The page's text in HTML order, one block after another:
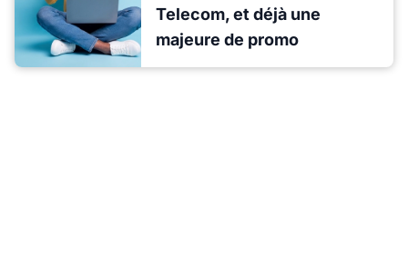
Telecom, et déjà une
majeure de promo